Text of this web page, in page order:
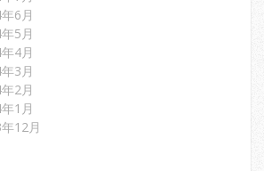
6月
5月
4月
3月
2月
1月
12月